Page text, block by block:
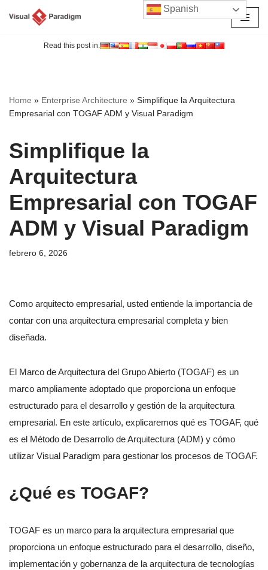
Read this post in:
Home » Enterprise Architecture » Simplifique la Arquitectura
Empresarial con TOGAF ADM y Visual Paradigm
Simplifique la
Arquitectura
Empresarial con TOGAF
ADM y Visual Paradigm
febrero 6, 2026
Como arquitecto empresarial, usted entiende la importancia de
contar con una arquitectura empresarial completa y bien
diseñada.
El Marco de Arquitectura del Grupo Abierto (TOGAF) es un
marco ampliamente adoptado que proporciona un enfoque
estructurado para el desarrollo y gestión de la arquitectura
empresarial. En este artículo, explicaremos qué es TOGAF, qué
es el Método de Desarrollo de Arquitectura (ADM) y cómo
utilizar Visual Paradigm para gestionar los procesos de TOGAF.
¿Qué es TOGAF?
TOGAF es un marco para la arquitectura empresarial que
proporciona un enfoque estructurado para el desarrollo, diseño,
implementación y gobernanza de la arquitectura de tecnologías
Spanish